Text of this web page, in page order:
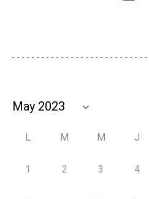
L M M J
1 2 3 4